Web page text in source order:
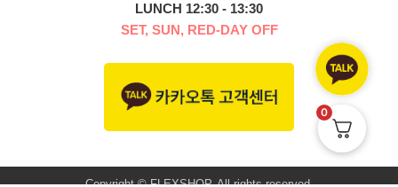
LUNCH 12:30 - 13:30
SET, SUN, RED-DAY OFF
Copyright © FLEXSHOP. All rights reserved.
0